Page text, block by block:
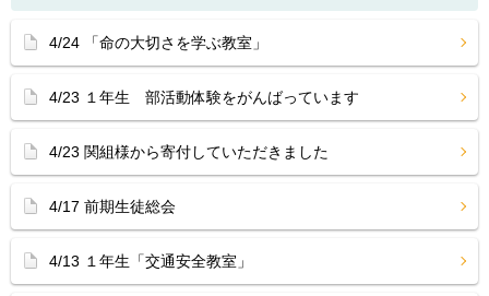
4/24 「命の大切さを学ぶ教室」
4/23 １年生 部活動体験をがんばっています
4/23 関組様から寄付していただきました
4/17 前期生徒総会
4/13 １年生「交通安全教室」